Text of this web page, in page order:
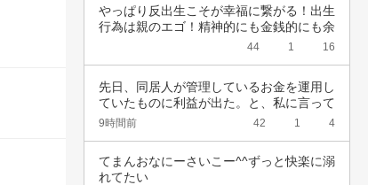
やっぱり反出生こそが幸福に繋がる！出生
行為は親のエゴ！精神的にも金銭的にも余
44 1 16
先日、同居人が管理しているお金を運用し
ていたものに利益が出た。と、私に言って
きた。結…
9時間前 42 1 4
てまんおなにーさいこー^^ずっと快楽に溺
れてたい